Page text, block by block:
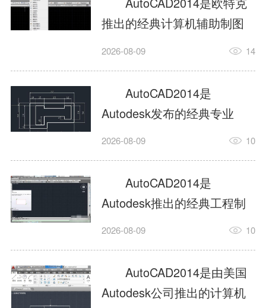
推出的经典计算机辅助制图
工具，主打稳定2D施工图绘
行业工程设计。版本新增图
纸标签页、实景地理地图、
协同设计交流模块，优化命
令行智能纠错与图层批量管
理，支持Win8触屏操作、点
云扫描数据导入，兼容各类
DWG图纸格式，文件互通...
2026-08-09 14
AutoCAD2014是
Autodesk发布的经典专业
CAD制图设计软件，是工程
绘图工具。软件专注精准二
维绘图、图纸编辑、参数化
设计及基础三维建模，广泛
应用于建筑设计、机械制
造、土木工程、室内设计等
多个行业。软件优化绘图流
畅度与文件兼容性，支持参
2026-08-09 10
AutoCAD2014是
Autodesk推出的经典工程制
图设计软件，主打高效精准
建模作业，适配建筑、机
械、市政、室内设计等多行
业场景。软件优化运行机制
2026-08-09 10
AutoCAD2014是由美国
Autodesk公司推出的计算机